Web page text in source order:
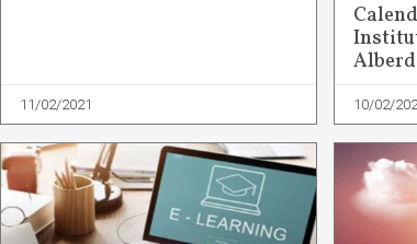
11/02/2021 10/02/